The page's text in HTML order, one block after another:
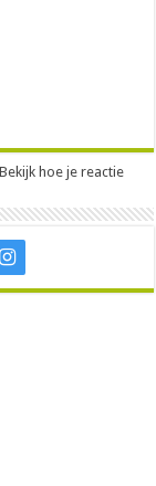
Bekijk hoe je reactie